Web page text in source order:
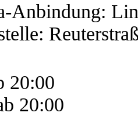
20:00
20:00